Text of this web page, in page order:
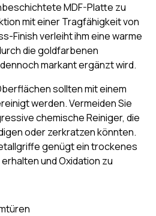
MDF-Platte zu
mit einer Tragfähigkeit von
Finish verleiht ihm eine warme
die goldfarbenen
markant ergänzt wird.
sollten mit einem
werden. Vermeiden Sie
chemische Reiniger, die
oder zerkratzen könnten.
genügt ein trockenes
und Oxidation zu